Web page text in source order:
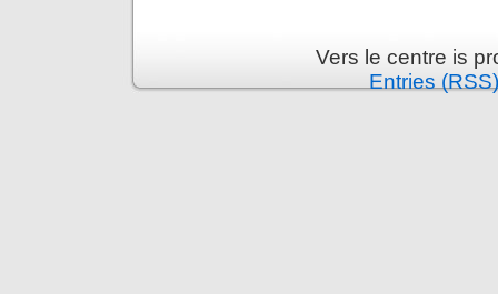
Vers le centre is
Entries (RSS)